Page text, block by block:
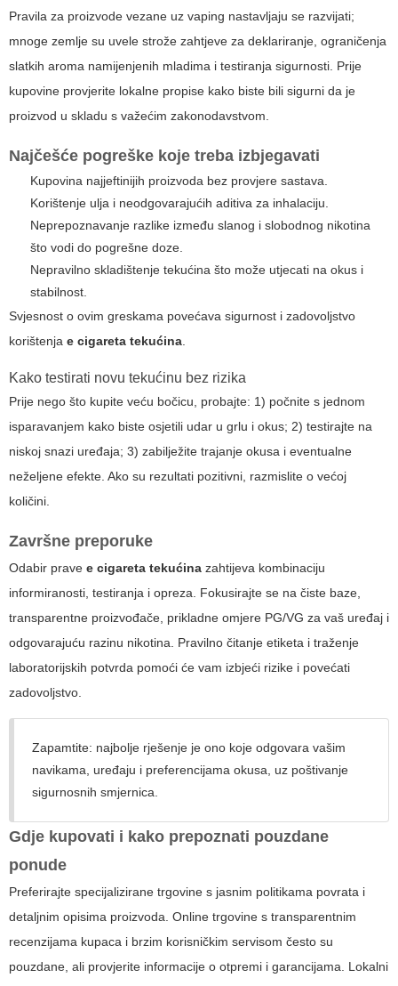
Pravila za proizvode vezane uz vaping nastavljaju se razvijati;
mnoge zemlje su uvele strože zahtjeve za deklariranje, ograničenja
slatkih aroma namijenjenih mladima i testiranja sigurnosti. Prije
kupovine provjerite lokalne propise kako biste bili sigurni da je
proizvod u skladu s važećim zakonodavstvom.
Najčešće pogreške koje treba izbjegavati
Kupovina najjeftinijih proizvoda bez provjere sastava.
Korištenje ulja i neodgovarajućih aditiva za inhalaciju.
Neprepoznavanje razlike između slanog i slobodnog nikotina
što vodi do pogrešne doze.
Nepravilno skladištenje tekućina što može utjecati na okus i
stabilnost.
Svjesnost o ovim greskama povećava sigurnost i zadovoljstvo
korištenja e cigareta tekućina
Kako testirati novu tekućinu bez rizika
Prije nego što kupite veću bočicu, probajte: 1) počnite s jednom
isparavanjem kako biste osjetili udar u grlu i okus; 2) testirajte na
niskoj snazi uređaja; 3) zabilježite trajanje okusa i eventualne
neželjene efekte. Ako su rezultati pozitivni, razmislite o većoj
količini.
Završne preporuke
Odabir prave e cigareta tekućina zahtijeva kombinaciju
informiranosti, testiranja i opreza. Fokusirajte se na čiste baze,
transparentne proizvođače, prikladne omjere PG/VG za vaš uređaj i
odgovarajuću razinu nikotina. Pravilno čitanje etiketa i traženje
laboratorijskih potvrda pomoći će vam izbjeći rizike i povećati
zadovoljstvo.
Zapamtite: najbolje rješenje je ono koje odgovara vašim
navikama, uređaju i preferencijama okusa, uz poštivanje
sigurnosnih smjernica.
Gdje kupovati i kako prepoznati pouzdane
ponude
Preferirajte specijalizirane trgovine s jasnim politikama povrata i
detaljnim opisima proizvoda. Online trgovine s transparentnim
recenzijama kupaca i brzim korisničkim servisom često su
pouzdane, ali provjerite informacije o otpremi i garancijama. Lokalni